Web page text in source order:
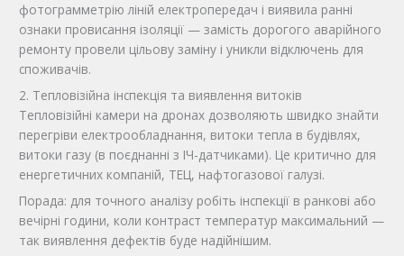
фотограмметрію ліній електропередач і виявила ранні
ознаки провисання ізоляції — замість дорогого аварійного
ремонту провели цільову заміну і уникли відключень для
споживачів.
2. Тепловізійна інспекція та виявлення витоків
Тепловізійні камери на дронах дозволяють швидко знайти
перегріви електрообладнання, витоки тепла в будівлях,
витоки газу (в поєднанні з ІЧ-датчиками). Це критично для
енергетичних компаній, ТЕЦ, нафтогазової галузі.
Порада: для точного аналізу робіть інспекції в ранкові або
вечірні години, коли контраст температур максимальний —
так виявлення дефектів буде надійнішим.